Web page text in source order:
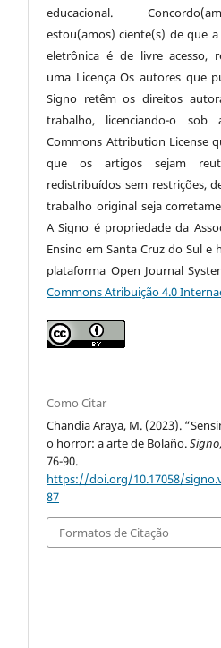
educacional.
estou(amos) ciente(s) de que a
eletrônica é de livre acesso,
uma Licença Os autores que
Signo retêm os direitos
trabalho, licenciando-o sob
Commons Attribution License
que os artigos sejam
redistribuídos sem restrições,
trabalho original seja
A Signo é propriedade da
Ensino em Santa Cruz do Sul e
plataforma Open Journal
Commons Atribuição 4.0
Como Citar
Chandia Araya, M. (2023).
o horror: a arte de Bolaño.Signo
76-90.
https://doi.org/10.17058/
87
Formatos de Citação